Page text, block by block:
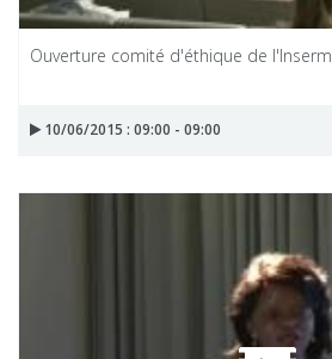
Ouverture comité d'éthique de l'Inserm
10/06/2015 : 09:00 - 09:00